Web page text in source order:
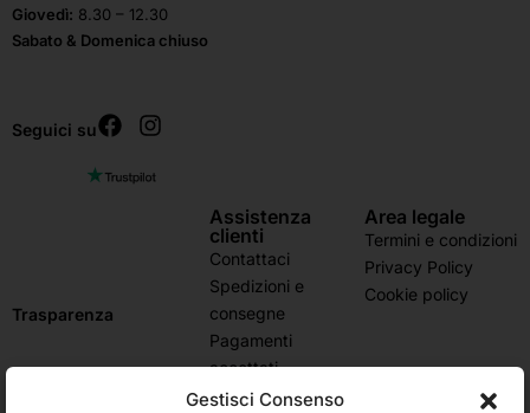
Gestisci Consenso
Giovedì: 8.30 – 12.30
Sabato & Domenica chiuso
Seguici su
Trasparenza
Assistenza
clienti
Contattaci
Spedizioni e
consegne
Pagamenti
accettati
Domande frequenti
Area legale
Termini e condizioni
Privacy Policy
Cookie policy